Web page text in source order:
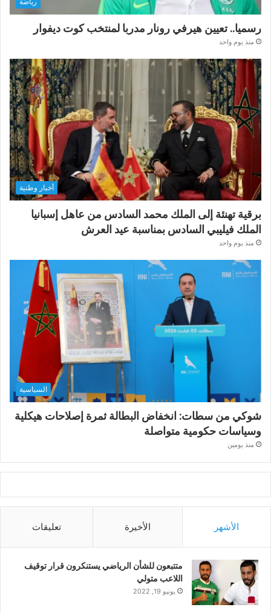
رسميا.. تعيين هيرفي رونار مدربا لمنتخب كوت ديفوار
منذ يوم واحد
أخبار وطنية
برقية تهنئة إلى الملك محمد السادس من عاهل إسبانيا
الملك فيليبي السادس بمناسبة عيد العرش
منذ يوم واحد
السياسية
شوكي من سطات: انخفاض البطالة ثمرة إصلاحات هيكلية
وسياسات حكومية متواصلة
منذ يومين
الأشهر الأخيرة تعليقات
متتبعون للشأن الرياضي يستنكرون قرار توقيف
اللاعب متولي
يونيو 19, 2022